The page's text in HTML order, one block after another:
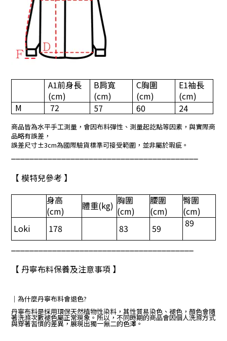
A1前身長
(cm)
B肩寬
(cm)
C胸圍
(cm)
E1袖長
(cm)
M
72 57 60 24
商品皆為水平手工測量，會因布料彈性、測量起訖點等因素，與實際商
品略有誤差，
誤差尺寸±3cm為國際驗貨標準可接受範圍，並非屬於瑕疵。
【 模特兒參考 】
身高
(cm)
體重(kg) 胸圍
(cm)
腰圍
(cm)
臀圍
(cm)
Loki
178 83 59
89
【 丹寧布料保養及注意事項 】
｜ 為什麼丹寧布料會退色?
丹寧布料是採用環保天然植物性染料，其性質易染色、褪色，顏色會隨
著洗滌次數褪色屬正常現象。所以，不同時期的商品會因個人洗滌方式
與穿著習慣的差異，展現出獨一無二的色澤。